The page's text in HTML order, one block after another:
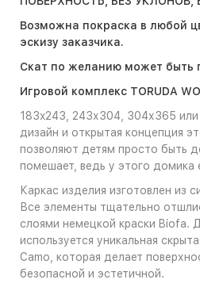
Возможна покраска в любой
эскизу заказчика.
Скат по желанию может быть
Игровой комплекс TORUDA
183x243, 243х304, 304х365
дизайн и открытая концепция
позволяют детям просто быть
помешает, ведь у этого домика
Каркас изделия изготовлен из
Все элементы тщательно
слоями немецкой краски Biofa.
используется уникальная
Camo, которая делает
безопасной и эстетичной.